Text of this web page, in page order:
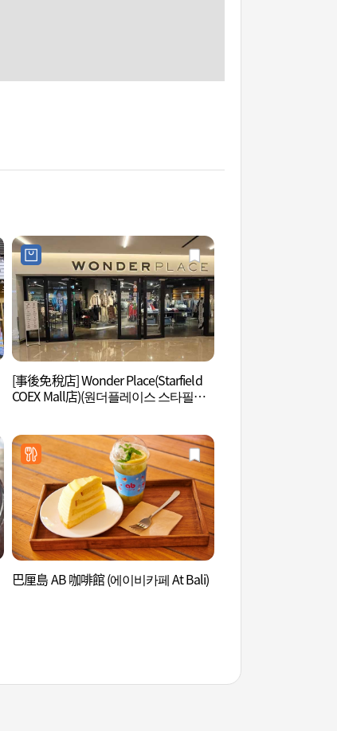
[事後免稅店] Wonder Place(Starfield
COEX Mall店)(원더플레이스 스타필드
巴厘島 AB 咖啡館 (에이비카페 At Bali)